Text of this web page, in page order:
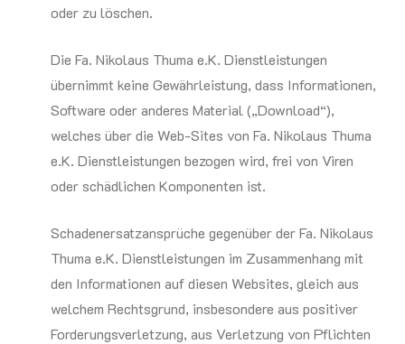
oder zu löschen.
Die Fa. Nikolaus Thuma e.K. Dienstleistungen
übernimmt keine Gewährleistung, dass Informationen,
Software oder anderes Material („Download“),
welches über die Web-Sites von Fa. Nikolaus Thuma
e.K. Dienstleistungen bezogen wird, frei von Viren
oder schädlichen Komponenten ist.
Schadenersatzansprüche gegenüber der Fa. Nikolaus
Thuma e.K. Dienstleistungen im Zusammenhang mit
den Informationen auf diesen Websites, gleich aus
welchem Rechtsgrund, insbesondere aus positiver
Forderungsverletzung, aus Verletzung von Pflichten